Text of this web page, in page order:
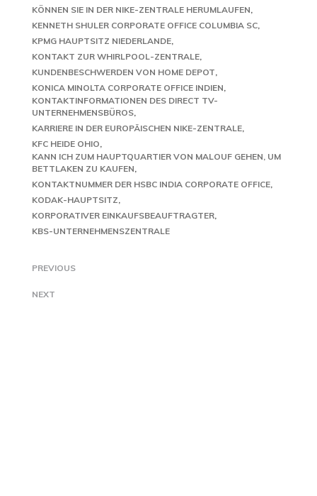
KÖNNEN SIE IN DER NIKE-ZENTRALE HERUMLAUFEN
KENNETH SHULER CORPORATE OFFICE COLUMBIA SC
KPMG HAUPTSITZ NIEDERLANDE
KONTAKT ZUR WHIRLPOOL-ZENTRALE
KUNDENBESCHWERDEN VON HOME DEPOT
KONICA MINOLTA CORPORATE OFFICE INDIEN
KONTAKTINFORMATIONEN DES DIRECT TV-
UNTERNEHMENSBÜROS
KARRIERE IN DER EUROPÄISCHEN NIKE-ZENTRALE
KFC HEIDE OHIO
KANN ICH ZUM HAUPTQUARTIER VON MALOUF GEHEN, UM
BETTLAKEN ZU KAUFEN
KONTAKTNUMMER DER HSBC INDIA CORPORATE OFFICE
KODAK-HAUPTSITZ
KORPORATIVER EINKAUFSBEAUFTRAGTER
KBS-UNTERNEHMENSZENTRALE
PREVIOUS
NEXT